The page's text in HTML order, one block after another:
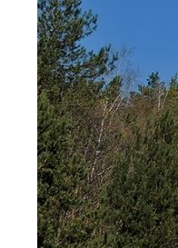
Разлуки не будет
Фредерика де Грааф